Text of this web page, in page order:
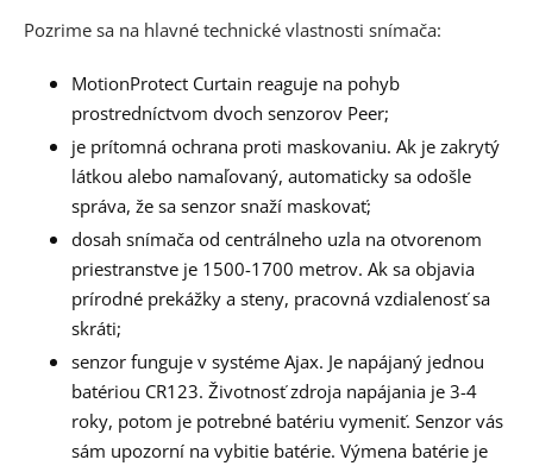
Pozrime sa na hlavné technické vlastnosti snímača:
MotionProtect Curtain reaguje na pohyb
prostredníctvom dvoch senzorov Peer;
je prítomná ochrana proti maskovaniu. Ak je zakrytý
látkou alebo namaľovaný, automaticky sa odošle
správa, že sa senzor snaží maskovať;
dosah snímača od centrálneho uzla na otvorenom
priestranstve je 1500-1700 metrov. Ak sa objavia
prírodné prekážky a steny, pracovná vzdialenosť sa
skráti;
senzor funguje v systéme Ajax. Je napájaný jednou
batériou CR123. Životnosť zdroja napájania je 3-4
roky, potom je potrebné batériu vymeniť. Senzor vás
sám upozorní na vybitie batérie. Výmena batérie je